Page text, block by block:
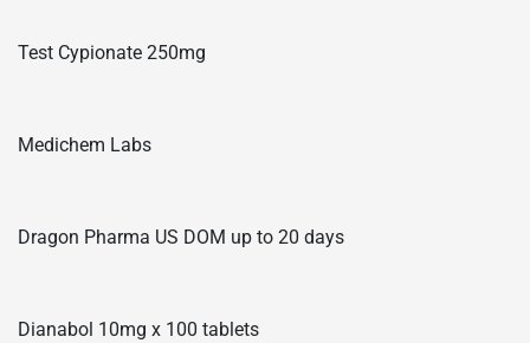
Test Cypionate 250mg
Medichem Labs
Dragon Pharma US DOM up to 20 days
Dianabol 10mg x 100 tablets